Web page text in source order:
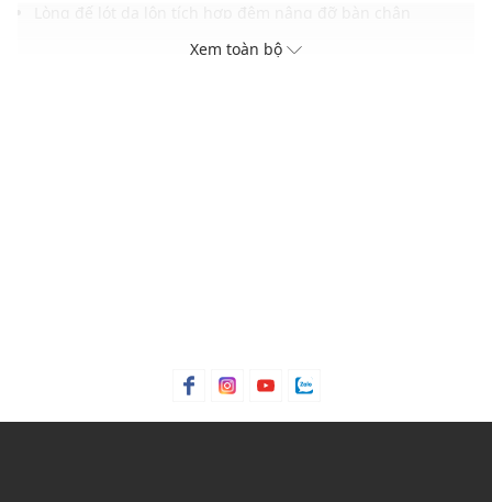
Đế xuồng 3cm tôn dáng mang lại sự tự tin khi mang
Đế ngoài EVA xẻ rãnh sâu tăng độ bám và giảm chấn
Xem toàn bộ